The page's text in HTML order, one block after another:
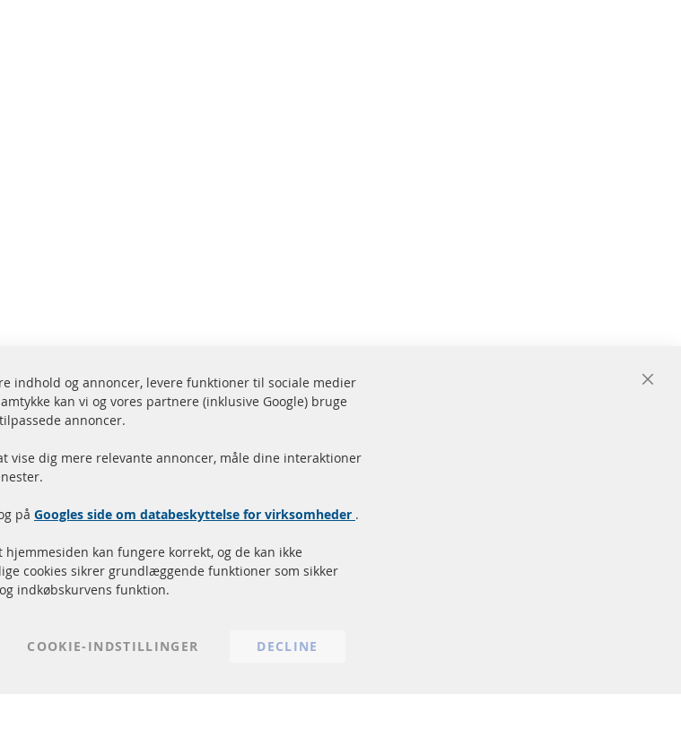
Alle dele er certificerede og
(DPF)
Betalingsmetoder
Kontakt
Annuller kontrakt
Close
indhold og annoncer, levere funktioner til sociale medier
kan vi og vores partnere (inklusive Google) bruge
annoncer.
vise dig mere relevante annoncer, måle dine interaktioner
på Googles side om databeskyttelse for virksomheder .
kan fungere korrekt, og de kan ikke
cookies sikrer grundlæggende funktioner som sikker
indkøbskurvens funktion.
COOKIE-INDSTILLINGER DECLINE